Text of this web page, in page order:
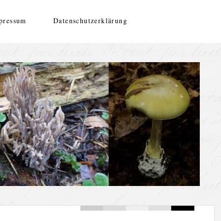
Datenschutzerklärung